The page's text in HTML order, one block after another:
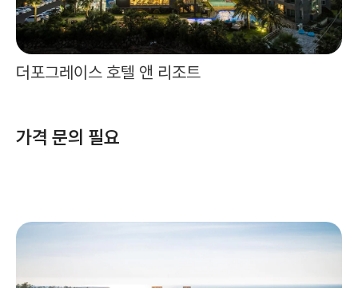
더포그레이스 호텔 앤 리조트
가격 문의 필요